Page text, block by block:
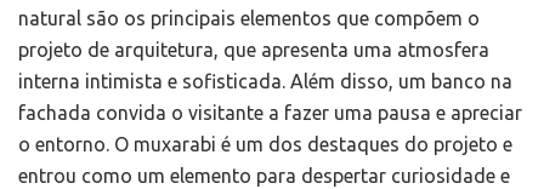
natural são os principais elementos que compõem o
projeto de arquitetura, que apresenta uma atmosfera
interna intimista e sofisticada. Além disso, um banco na
fachada convida o visitante a fazer uma pausa e apreciar
o entorno. O muxarabi é um dos destaques do projeto e
entrou como um elemento para despertar curiosidade e